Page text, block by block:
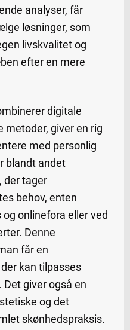
analyser, får
løsninger, som
livskvalitet og
efter en mere
digitale
metoder, giver en rig
med personlig
blandt andet
der tager
behov, enten
onlinefora eller ved
Denne
får en
kan tilpasses
giver også en
og det
skønhedspraksis.